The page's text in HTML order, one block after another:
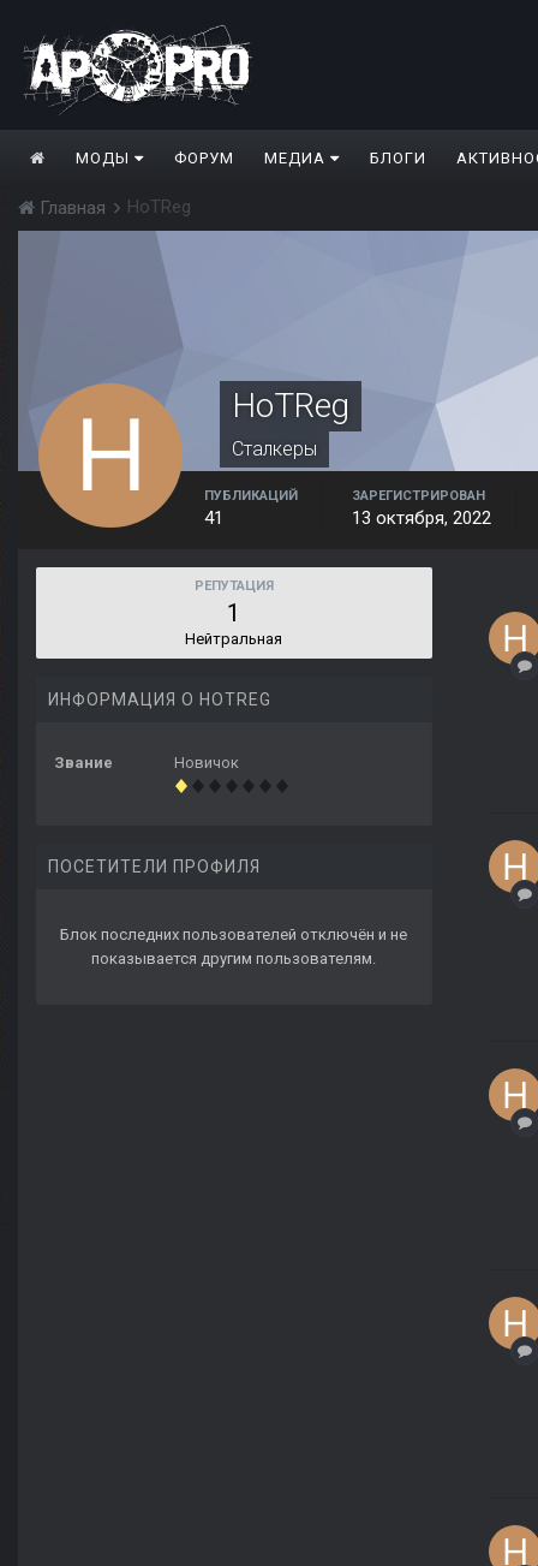
МОДЫ ФОРУМ МЕДИА БЛОГИ
Главная HoTReg
HoTReg
Сталкеры
ПУБЛИКАЦИЙ
41
ЗАРЕГИСТРИРОВАН
13 октября, 2022
РЕПУТАЦИЯ
1
Нейтральная
ИНФОРМАЦИЯ О HOTREG
Звание Новичок
ПОСЕТИТЕЛИ ПРОФИЛЯ
Блок последних пользователей отключён и не
показывается другим пользователям.